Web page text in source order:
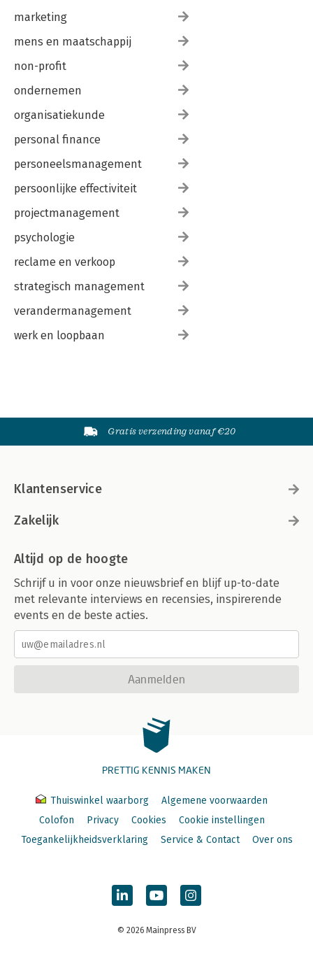
marketing
mens en maatschappij
non-profit
ondernemen
organisatiekunde
personal finance
personeelsmanagement
persoonlijke effectiviteit
projectmanagement
psychologie
reclame en verkoop
strategisch management
verandermanagement
werk en loopbaan
Gratis verzending vanaf €20
Klantenservice
Zakelijk
Altijd op de hoogte
Schrijf u in voor onze nieuwsbrief en blijf up-to-date
met relevante interviews en recensies, inspirerende
events en de beste acties.
Aanmelden
PRETTIG KENNIS MAKEN
Thuiswinkel waarborg
Algemene voorwaarden
Colofon
Privacy Cookies
Cookie instellingen
Toegankelijkheidsverklaring
Service & Contact Over ons
© 2026 Mainpress BV